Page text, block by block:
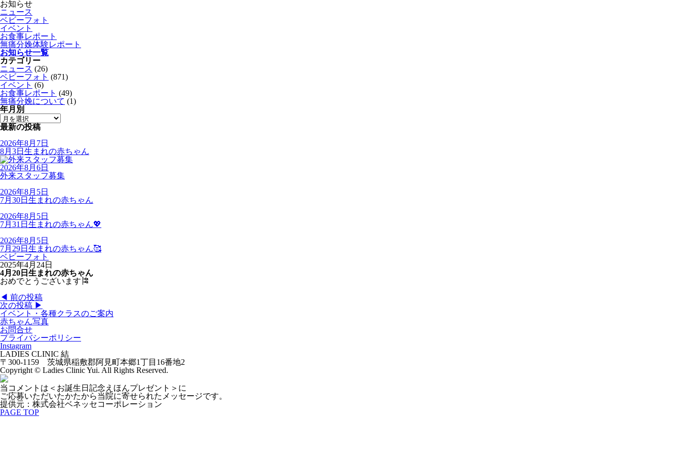
お知らせ
ニュース
ベビーフォト
イベント
お食事レポート
無痛分娩体験レポート
お知らせ一覧
カテゴリー
ニュース (26)
ベビーフォト (871)
イベント (6)
お食事レポート (49)
無痛分娩について (1)
年月別
最新の投稿
2026年8月7日
8月3日生まれの赤ちゃん
2026年8月6日
外来スタッフ募集
2026年8月5日
7月30日生まれの赤ちゃん
2026年8月5日
7月31日生まれの赤ちゃん💖
2026年8月5日
7月29日生まれの赤ちゃん🥰
ベビーフォト
2025年4月24日
4月20日生まれの赤ちゃん
おめでとうございます🎏
◀︎ 前の投稿
次の投稿 ▶︎
イベント・各種クラスのご案内
赤ちゃん写真
お問合せ
プライバシーポリシー
Instagram
LADIES CLINIC 結
〒300-1159 茨城県稲敷郡阿見町本郷1丁目16番地2
Copyright © Ladies Clinic Yui. All Rights Reserved.
当コメントは＜お誕生日記念えほんプレゼント＞に
ご応募いただいたかたから当院に寄せられたメッセージです。
提供元：株式会社ベネッセコーポレーション
PAGE TOP